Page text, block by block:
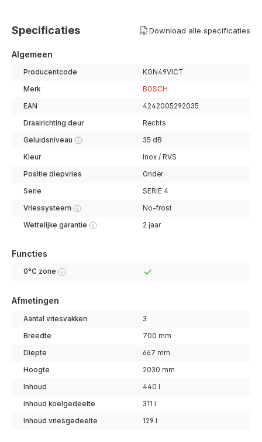
Specificaties Download alle specificaties
Algemeen
Producentcode KGN49VICT
Merk BOSCH
EAN 4242005292035
Draairichting deur Rechts
Geluidsniveau 35 dB
Kleur Inox / RVS
Positie diepvries Onder
Serie SERIE 4
Vriessysteem No-frost
Wettelijke garantie 2 jaar
Functies
0°C zone
Afmetingen
Aantal vriesvakken 3
Breedte 700 mm
Diepte 667 mm
Hoogte 2030 mm
Inhoud 440 l
Inhoud koelgedeelte 311 l
Inhoud vriesgedeelte 129 l